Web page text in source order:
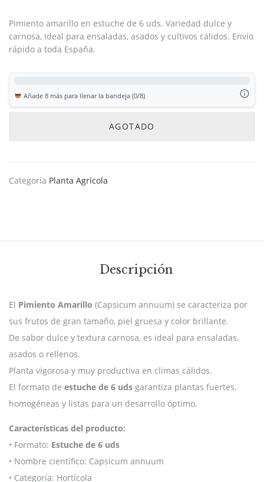
Pimiento amarillo en estuche de 6 uds. Variedad dulce y
carnosa, ideal para ensaladas, asados y cultivos cálidos. Envío
rápido a toda España.
Añade 8 más para llenar la bandeja (0/8)
AGOTADO
Categoría Planta Agrícola
Descripción
El Pimiento Amarillo (Capsicum annuum) se caracteriza por
sus frutos de gran tamaño, piel gruesa y color brillante.
De sabor dulce y textura carnosa, es ideal para ensaladas,
asados o rellenos.
Planta vigorosa y muy productiva en climas cálidos.
El formato de estuche de 6 uds garantiza plantas fuertes,
homogéneas y listas para un desarrollo óptimo.
Características del producto:
• Formato: Estuche de 6 uds
• Nombre científico: Capsicum annuum
• Categoría: Hortícola